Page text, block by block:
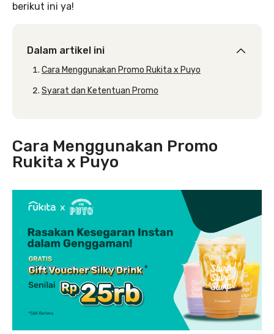
berikut ini ya!
Dalam artikel ini
Cara Menggunakan Promo Rukita x Puyo
Syarat dan Ketentuan Promo
Cara Menggunakan Promo
Rukita x Puyo